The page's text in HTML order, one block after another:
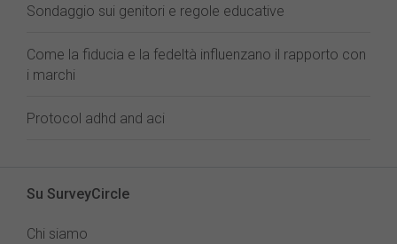
Sondaggio sui genitori e regole educative
Come la fiducia e la fedeltà influenzano il rapporto con
i marchi
Protocol adhd and aci
Su SurveyCircle
Chi siamo